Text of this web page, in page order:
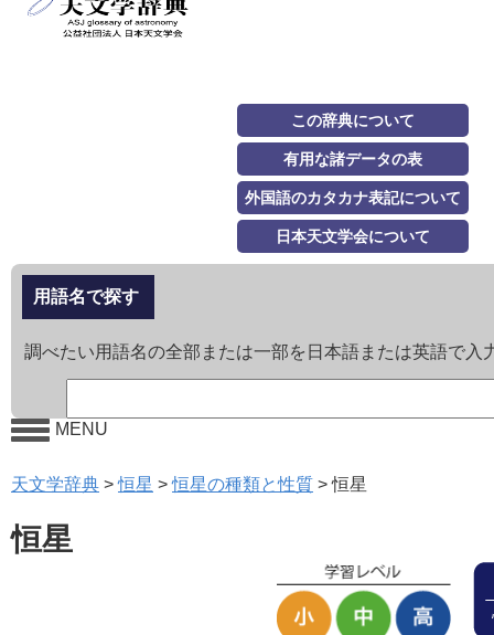
この辞典について
有用な諸データの表
外国語のカタカナ表記について
日本天文学会について
用語名で探す
調べたい用語名の全部または一部を日本語または英語で入
MENU
天文学辞典 >恒星 >恒星の種類と性質 >恒星
恒星